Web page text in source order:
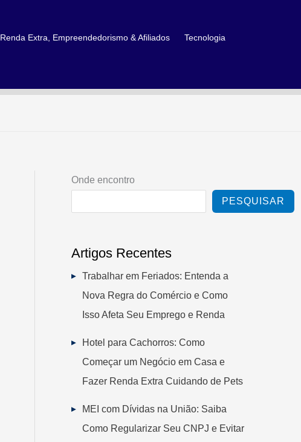
Renda Extra, Empreendedorismo & Afiliados
Tecnologia
Onde encontro
PESQUISAR
Artigos Recentes
Trabalhar em Feriados: Entenda a
Nova Regra do Comércio e Como
Isso Afeta Seu Emprego e Renda
Hotel para Cachorros: Como
Começar um Negócio em Casa e
Fazer Renda Extra Cuidando de Pets
MEI com Dívidas na União: Saiba
Como Regularizar Seu CNPJ e Evitar